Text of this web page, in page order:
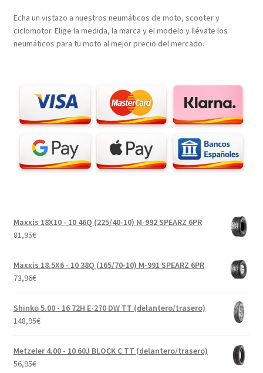
Echa un vistazo a nuestros neumáticos de moto, scooter y
ciclomotor. Elige la medida, la marca y el modelo y llévate los
neumáticos para tu moto al mejor precio del mercado.
Maxxis 18X10 - 10 46Q (225/40-10) M-992 SPEARZ 6PR
81,95€
Maxxis 18.5X6 - 10 38Q (165/70-10) M-991 SPEARZ 6PR
73,96€
Shinko 5.00 - 16 72H E-270 DW TT (delantero/trasero)
148,95€
Metzeler 4.00 - 10 60J BLOCK C TT (delantero/trasero)
56,95€